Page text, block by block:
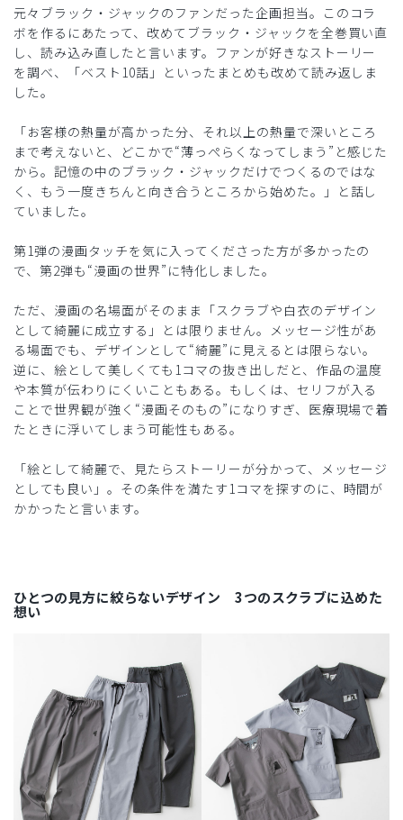
元々ブラック・ジャックのファンだった企画担当。このコラ
ボを作るにあたって、改めてブラック・ジャックを全巻買い直
し、読み込み直したと言います。ファンが好きなストーリー
を調べ、「ベスト10話」といったまとめも改めて読み返しま
した。
「お客様の熱量が高かった分、それ以上の熱量で深いところ
まで考えないと、どこかで“薄っぺらくなってしまう”と感じた
から。記憶の中のブラック・ジャックだけでつくるのではな
く、もう一度きちんと向き合うところから始めた。」と話し
ていました。
第1弾の漫画タッチを気に入ってくださった方が多かったの
で、第2弾も“漫画の世界”に特化しました。
ただ、漫画の名場面がそのまま「スクラブや白衣のデザイン
として綺麗に成立する」とは限りません。メッセージ性があ
る場面でも、デザインとして“綺麗”に見えるとは限らない。
逆に、絵として美しくても1コマの抜き出しだと、作品の温度
や本質が伝わりにくいこともある。もしくは、セリフが入る
ことで世界観が強く“漫画そのもの”になりすぎ、医療現場で着
たときに浮いてしまう可能性もある。
「絵として綺麗で、見たらストーリーが分かって、メッセージ
としても良い」。その条件を満たす1コマを探すのに、時間が
かかったと言います。
ひとつの見方に絞らないデザイン 3つのスクラブに込めた
想い